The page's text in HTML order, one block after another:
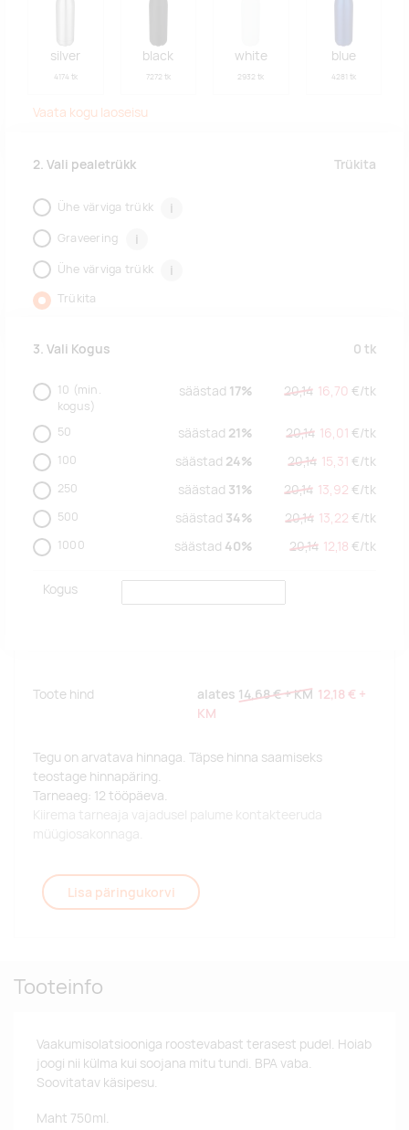
silver
4174 tk
black
7272 tk
white
2932 tk
blue
4281 tk
Vaata kogu laoseisu
2. Vali pealetrükk Trükita
Ühe värviga trükk i
Graveering i
Ühe värviga trükk i
Trükita
3. Vali Kogus 0 tk
10 (min.
kogus)
säästad 17% 20,14 16,70 €/tk
50 säästad 21% 20,14 16,01 €/tk
100 säästad 24% 20,14 15,31 €/tk
250 säästad 31% 20,14 13,92 €/tk
500 säästad 34% 20,14 13,22 €/tk
1000 säästad 40% 20,14 12,18 €/tk
Kogus
Toote hind alates 14,68 €+ KM 12,18 € +
KM
Tegu on arvatava hinnaga. Täpse hinna saamiseks
teostage hinnapäring.
Tarneaeg: 12 tööpäeva.
Kiirema tarneaja vajadusel palume kontakteeruda
müügiosakonnaga.
Lisa päringukorvi
Tooteinfo
Vaakumisolatsiooniga roostevabast terasest pudel. Hoiab
joogi nii külma kui soojana mitu tundi. BPA vaba.
Soovitatav käsipesu.
Maht 750ml.